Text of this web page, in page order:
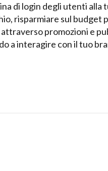
di login degli utenti alla
risparmiare sul budget
promozioni e
a interagire con il tuo